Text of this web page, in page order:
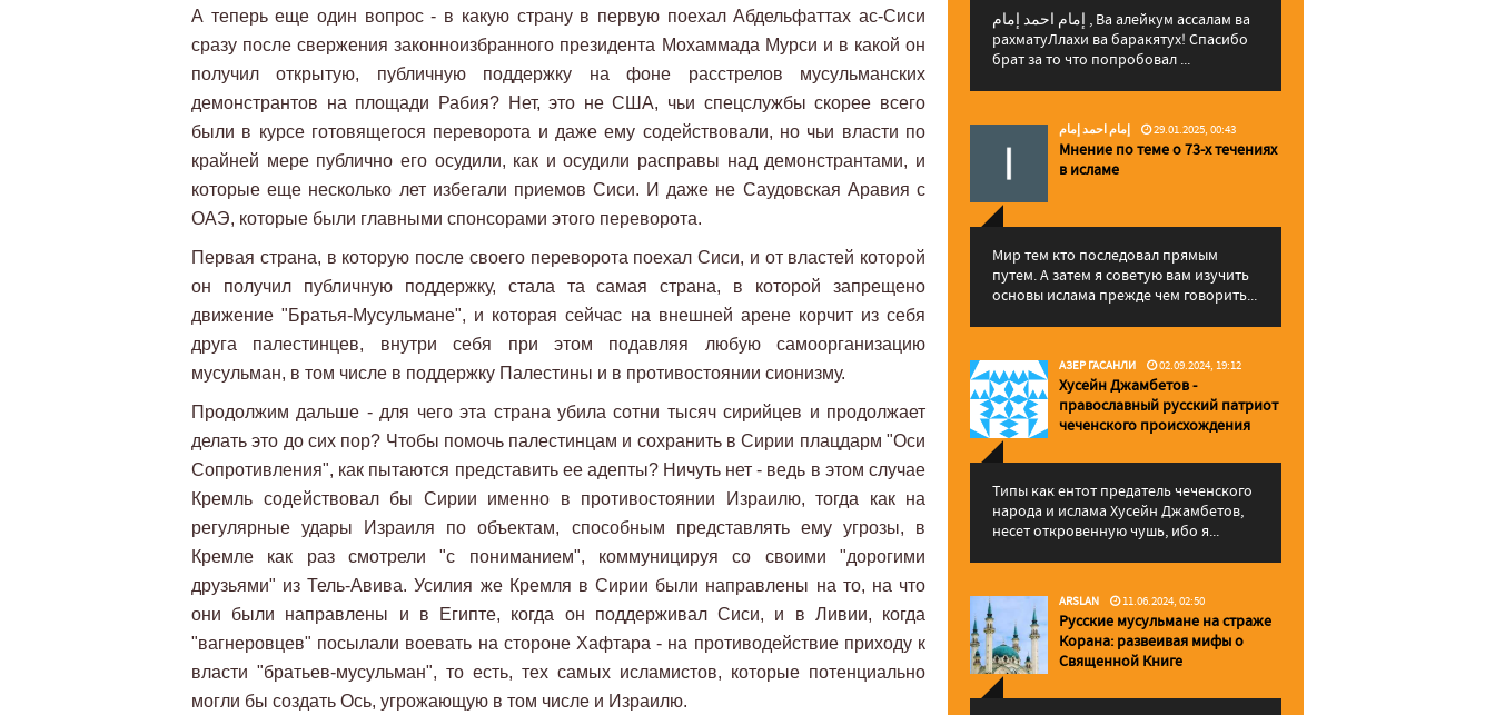
А теперь еще один вопрос - в какую страну в первую поехал Абдельфаттах ас-Сиси
сразу после свержения законноизбранного президента Мохаммада Мурси и в какой он
получил открытую, публичную поддержку на фоне расстрелов мусульманских
демонстрантов на площади Рабия? Нет, это не США, чьи спецслужбы скорее всего
были в курсе готовящегося переворота и даже ему содействовали, но чьи власти по
крайней мере публично его осудили, как и осудили расправы над демонстрантами, и
которые еще несколько лет избегали приемов Сиси. И даже не Саудовская Аравия с
ОАЭ, которые были главными спонсорами этого переворота.
Первая страна, в которую после своего переворота поехал Сиси, и от властей которой
он получил публичную поддержку, стала та самая страна, в которой запрещено
движение "Братья-Мусульмане", и которая сейчас на внешней арене корчит из себя
друга палестинцев, внутри себя при этом подавляя любую самоорганизацию
мусульман, в том числе в поддержку Палестины и в противостоянии сионизму.
Продолжим дальше - для чего эта страна убила сотни тысяч сирийцев и продолжает
делать это до сих пор? Чтобы помочь палестинцам и сохранить в Сирии плацдарм "Оси
Сопротивления", как пытаются представить ее адепты? Ничуть нет - ведь в этом случае
Кремль содействовал бы Сирии именно в противостоянии Израилю, тогда как на
регулярные удары Израиля по объектам, способным представлять ему угрозы, в
Кремле как раз смотрели "с пониманием", коммуницируя со своими "дорогими
друзьями" из Тель-Авива. Усилия же Кремля в Сирии были направлены на то, на что
они были направлены и в Египте, когда он поддерживал Сиси, и в Ливии, когда
"вагнеровцев" посылали воевать на стороне Хафтара - на противодействие приходу к
власти "братьев-мусульман", то есть, тех самых исламистов, которые потенциально
могли бы создать Ось, угрожающую в том числе и Израилю.
إمام احمد إمام , Ва алейкум ассалам ва
рахматуЛлахи ва баракятух! Спасибо
брат за то что попробовал ...
إمام احمد إمام 29.01.2025, 00:43
Мнение по теме о 73-х течениях
в исламе
Мир тем кто последовал прямым
путем. А затем я советую вам изучить
основы ислама прежде чем говорить...
АЗЕР ГАСАНЛИ 02.09.2024, 19:12
Хусейн Джамбетов -
православный русский патриот
чеченского происхождения
Типы как ентот предатель чеченского
народа и ислама Хусейн Джамбетов,
несет откровенную чушь, ибо я...
ARSLAN 11.06.2024, 02:50
Русские мусульмане на страже
Корана: pазвеивая мифы о
Священной Книге